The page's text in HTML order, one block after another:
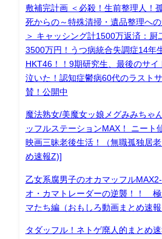
敷補完計画 ＜必殺！生前整理人！
死からの～特殊清掃・遺品整理へ
＞ キャッシング計1500万返済：厨
3500万円！うつ病統合失調症14年
HKT46！！9期研究生、最後のサイ
泣いた！認知症鬱病60代のラスト
賛！公開中
魔法熟女/美魔女ッ娘メグみみちゃ
ッフルステーションMAX！ ニート
映画三昧老後生活！（無職孤独居老
め速報Z)]
乙女系腐男子のオカマッフル
オ・カマトレーダーの逆襲！！ 極
マたち編（おもしろ動画まとめ速報
タダッフル！ネトゲ廃人的まとめ